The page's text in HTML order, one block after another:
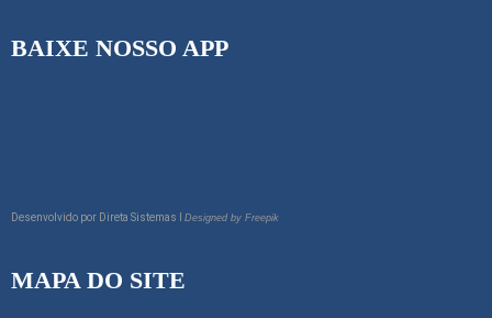
BAIXE NOSSO APP
Desenvolvido por Direta Sistemas I Designed by Freepik
MAPA DO SITE